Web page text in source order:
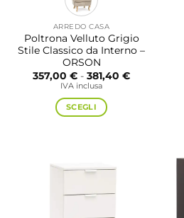
ARREDO CASA
Poltrona Velluto Grigio
Stile Classico da Interno –
ORSON
357,00 € - 381,40 €Fascia
IVA inclusa
SCEGLI
più
Le